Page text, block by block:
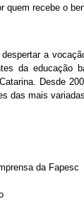
quem recebe o
a
da educação
Desde
das mais
da Fapesc